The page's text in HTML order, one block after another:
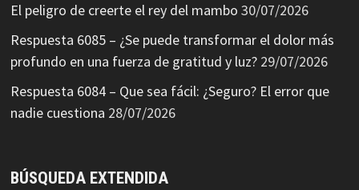
El peligro de creerte el rey del mambo 30/07/2026
Respuesta 6085 – ¿Se puede transformar el dolor más
profundo en una fuerza de gratitud y luz? 29/07/2026
Respuesta 6084 – Que sea fácil: ¿Seguro? El error que
nadie cuestiona 28/07/2026
BÚSQUEDA EXTENDIDA